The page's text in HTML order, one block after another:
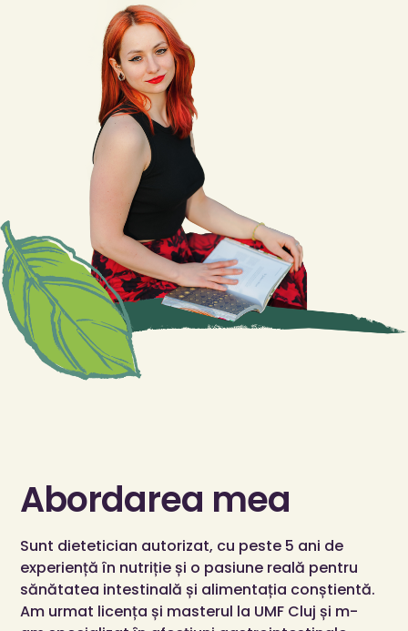
Abordarea mea
Sunt dietetician autorizat, cu peste 5 ani de
experiență în nutriție și o pasiune reală pentru
sănătatea intestinală și alimentația conștientă.
Am urmat licența și masterul la UMF Cluj și m-